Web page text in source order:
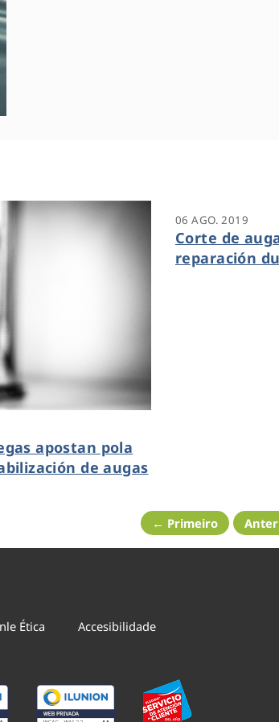
apostan pola
de augas
06 AGO. 2019
Corte de
reparación
← Primeiro
Ética Accesibilidade